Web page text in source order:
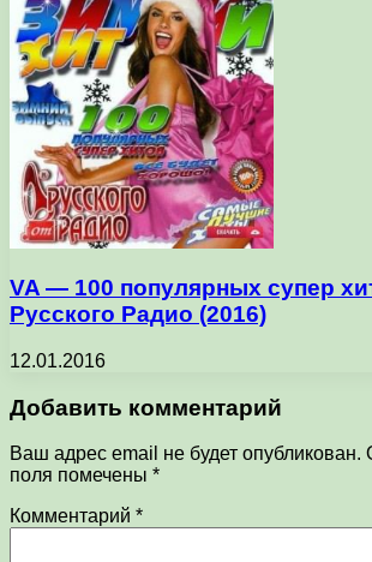
VA — 100 популярных супер
Русского Радио (2016)
12.01.2016
Добавить комментарий
Ваш адрес email не будет опубликован.
поля помечены *
Комментарий *